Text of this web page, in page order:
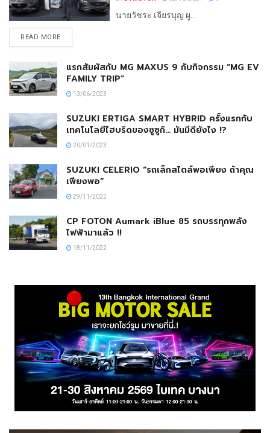
นายวัชระ เจียรบุญ ผู...
READ MORE
แรกสัมผัสกับ MG MAXUS 9 กับกิจกรรม “MG EV
FAMILY TRIP”
13/06/2023
SUZUKI ERTIGA SMART HYBRID ครั้งแรกกับ
เทคโนโลยีไฮบริดของซูซูกิ… มันมีดียังไง !?
20/01/2023
SUZUKI CELERIO “รถเล็กสไตล์พอเพียง ถ้าคุณ
เพียงพอ”
29/11/2022
CP FOTON Aumark iBlue 85 รถบรรทุกพลัง
ไฟฟ้ามาแล้ว !!
18/11/2022